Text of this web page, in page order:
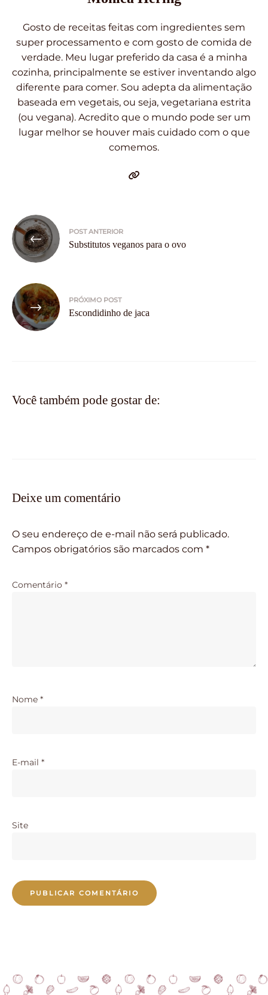
Gosto de receitas feitas com ingredientes sem
super processamento e com gosto de comida de
verdade. Meu lugar preferido da casa é a minha
cozinha, principalmente se estiver inventando algo
diferente para comer. Sou adepta da alimentação
baseada em vegetais, ou seja, vegetariana estrita
(ou vegana). Acredito que o mundo pode ser um
lugar melhor se houver mais cuidado com o que
comemos.
Navegação
de
Post
POST ANTERIOR
Substitutos veganos para o ovo
PRÓXIMO POST
Escondidinho de jaca
Você também pode gostar de:
Deixe um comentário
O seu endereço de e-mail não será publicado.
Campos obrigatórios são marcados com *
Comentário *
Nome *
E-mail *
Site